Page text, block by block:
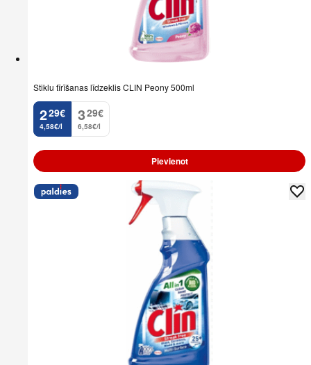
Stiklu tīrīšanas līdzeklis CLIN Peony 500ml
2
. 29€
4,58€/l
3
. 29€
6,58€/l
Pievienot